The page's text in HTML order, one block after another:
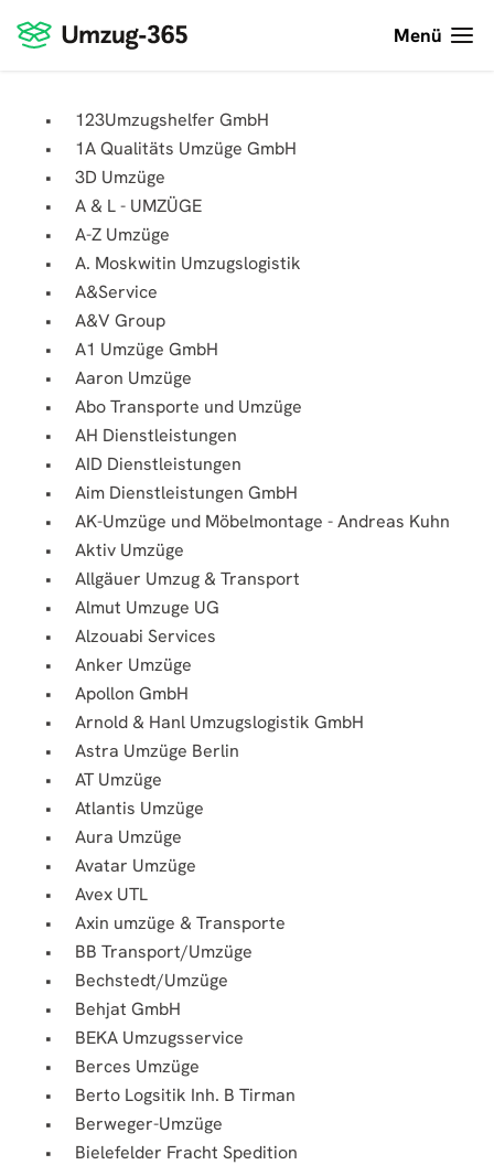
Menü
123Umzugshelfer GmbH
1A Qualitäts Umzüge GmbH
3D Umzüge
A & L - UMZÜGE
A-Z Umzüge
A. Moskwitin Umzugslogistik
A&Service
A&V Group
A1 Umzüge GmbH
Aaron Umzüge
Abo Transporte und Umzüge
AH Dienstleistungen
AID Dienstleistungen
Aim Dienstleistungen GmbH
AK-Umzüge und Möbelmontage - Andreas Kuhn
Aktiv Umzüge
Allgäuer Umzug & Transport
Almut Umzuge UG
Alzouabi Services
Anker Umzüge
Apollon GmbH
Arnold & Hanl Umzugslogistik GmbH
Astra Umzüge Berlin
AT Umzüge
Atlantis Umzüge
Aura Umzüge
Avatar Umzüge
Avex UTL
Axin umzüge & Transporte
BB Transport/Umzüge
Bechstedt/Umzüge
Behjat GmbH
BEKA Umzugsservice
Berces Umzüge
Berto Logsitik Inh. B Tirman
Berweger-Umzüge
Bielefelder Fracht Spedition